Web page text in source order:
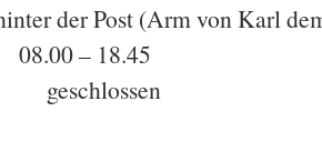
der Post (Arm von Karl
– 18.45